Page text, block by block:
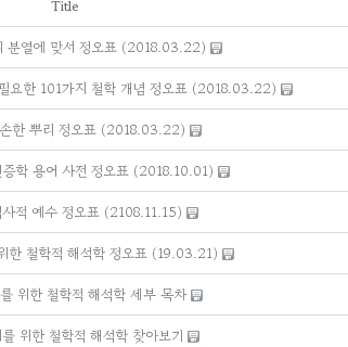
Title
분열에 맞서 정오표 (2018.03.22)
요한 101가지 철학 개념 정오표 (2018.03.22)
한 뿌리 정오표 (2018.03.22)
증학 용어 사전 정오표 (2018.10.01)
사적 예수 정오표 (2108.11.15)
한 철학적 해석학 정오표 (19.03.21)
위한 철학적 해석학 세부 목차
위한 철학적 해석학 찾아보기